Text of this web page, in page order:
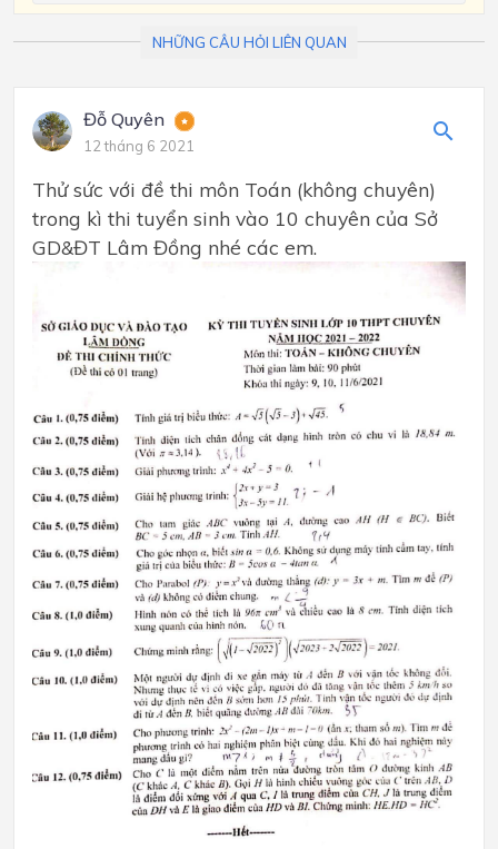
NHỮNG CÂU HỎI LIÊN QUAN
Đỗ Quyên
12 tháng 6 2021
Thử sức với đề thi môn Toán (không chuyên)
trong kì thi tuyển sinh vào 10 chuyên của Sở
GD&ĐT Lâm Đồng nhé các em.